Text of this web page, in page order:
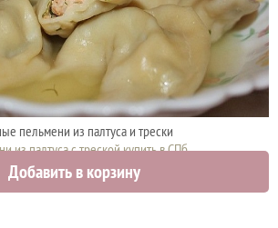
пельмени из палтуса и трески
из палтуса с треской купить в СПб
750 руб.
Добавить в корзину